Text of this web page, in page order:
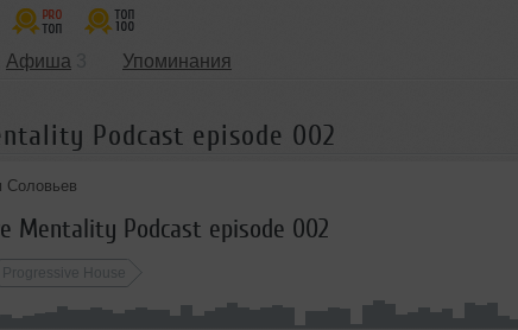
Афиша Упоминания
Podcast episode 002
Соловьев
Mentality Podcast episode 002
Progressive House